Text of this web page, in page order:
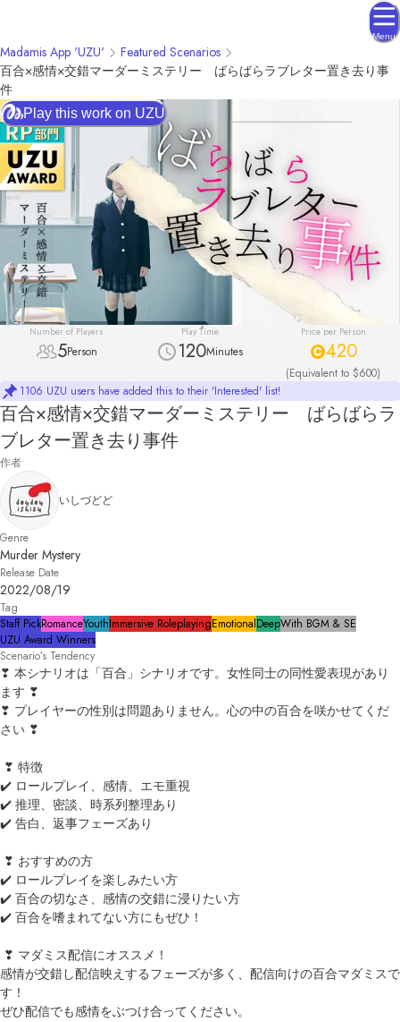
Menu
Madamis App 'UZU'
Featured Scenarios
百合×感情×交錯マーダーミステリー ばらばらラブレター置き去り事
件
Number of Players
5Person
Play Time
120Minutes
Price per Person
420
(Equivalent to $600)
1106 UZU users have added this to their 'Interested' list!
Play this work on UZU
百合×感情×交錯マーダーミステリー ばらばらラ
ブレター置き去り事件
作者
いしづどど
Genre
Murder Mystery
Release Date
2022/08/19
Tag
Staff PickRomanceYouthImmersive RoleplayingEmotionalDeepWith BGM & SE
UZU Award Winners
Scenario’s Tendency
❣ 本シナリオは「百合」シナリオです。女性同士の同性愛表現があり
ます ❣
❣ プレイヤーの性別は問題ありません。心の中の百合を咲かせてくだ
さい ❣
✔️ ロールプレイ、感情、エモ重視
✔️ 推理、密談、時系列整理あり
✔️ 告白、返事フェーズあり
✔️ ロールプレイを楽しみたい方
✔️ 百合の切なさ、感情の交錯に浸りたい方
✔️ 百合を嗜まれてない方にもぜひ！
感情が交錯し配信映えするフェーズが多く、配信向けの百合マダミスで
す！
ぜひ配信でも感情をぶつけ合ってください。